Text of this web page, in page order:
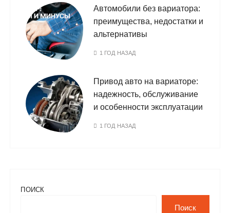
Автомобили без вариатора:
преимущества, недостатки и
альтернативы
1 ГОД НАЗАД
Привод авто на вариаторе:
надежность, обслуживание
и особенности эксплуатации
1 ГОД НАЗАД
ПОИСК
Поиск